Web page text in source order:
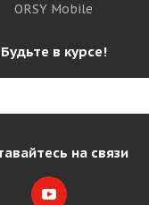
ORSY Mobile
Будьте в курсе!
на связи